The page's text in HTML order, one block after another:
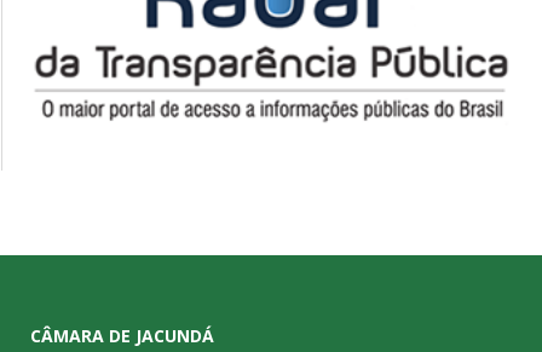
CÂMARA DE JACUNDÁ